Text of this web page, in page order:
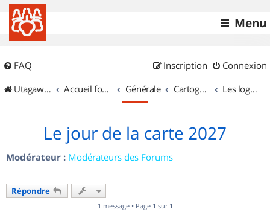
Menu
FAQ Connexion
Inscription
UtagawaVTT (Randos VTT et VTTAE avec traces GPS)
Accueil forum Générale Cartographie et GPS Les logiciels
Le jour de la carte 2027
Modérateur : Modérateurs des Forums
Répondre
1 message • Page 1 sur 1